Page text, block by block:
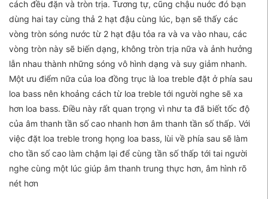
cách đều đặn và tròn trịa. Tương tự, cũng chậu nuớc đó bạn
dùng hai tay cùng thả 2 hạt đậu cùng lúc, bạn sẽ thấy các
vòng tròn sóng nước từ 2 hạt đậu tỏa ra và va vào nhau, các
vòng tròn này sẽ biến dạng, không tròn trịa nữa và ảnh hưởng
lẫn nhau thành những sóng vô hình dạng và suy giảm nhanh.
Một ưu điểm nữa của loa đồng trục là loa treble đặt ở phía sau
loa bass nên khoảng cách từ loa treble tới người nghe sẽ xa
hơn loa bass. Điều này rất quan trọng vì như ta đã biết tốc độ
của âm thanh tần số cao nhanh hơn âm thanh tần số thấp. Với
việc đặt loa treble trong họng loa bass, lùi về phía sau sẽ làm
cho tần số cao làm chậm lại để cùng tần số thấp tới tai người
nghe cùng một lúc giúp âm thanh trung thực hơn, âm hình rõ
nét hơn